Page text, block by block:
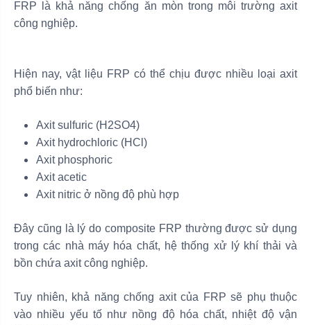
FRP là khả năng chống ăn mòn trong môi trường axit
công nghiệp.
Hiện nay, vật liệu FRP có thể chịu được nhiều loại axit
phổ biến như:
Axit sulfuric (H2SO4)
Axit hydrochloric (HCl)
Axit phosphoric
Axit acetic
Axit nitric ở nồng độ phù hợp
Đây cũng là lý do composite FRP thường được sử dụng
trong các nhà máy hóa chất, hệ thống xử lý khí thải và
bồn chứa axit công nghiệp.
Tuy nhiên, khả năng chống axit của FRP sẽ phụ thuộc
vào nhiều yếu tố như nồng độ hóa chất, nhiệt độ vận